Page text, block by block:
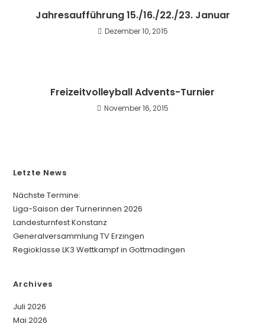
Jahresaufführung 15./16./22./23. Januar
Dezember 10, 2015
Freizeitvolleyball Advents-Turnier
November 16, 2015
Letzte News
Nächste Termine:
Liga-Saison der Turnerinnen 2026
Landesturnfest Konstanz
Generalversammlung TV Erzingen
Regioklasse LK3 Wettkampf in Gottmadingen
Archives
Juli 2026
Mai 2026